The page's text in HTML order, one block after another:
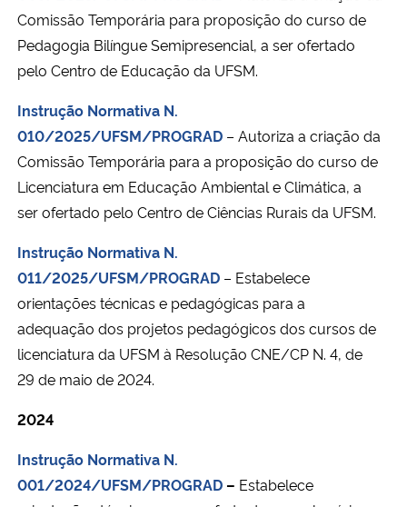
Comissão Temporária para proposição do curso de
Pedagogia Bilíngue Semipresencial, a ser ofertado
pelo Centro de Educação da UFSM.
Instrução Normativa N.
010/2025/UFSM/PROGRAD – Autoriza a criação da
Comissão Temporária para a proposição do curso de
Licenciatura em Educação Ambiental e Climática, a
ser ofertado pelo Centro de Ciências Rurais da UFSM.
Instrução Normativa N.
011/2025/UFSM/PROGRAD – Estabelece
orientações técnicas e pedagógicas para a
adequação dos projetos pedagógicos dos cursos de
licenciatura da UFSM à Resolução CNE/CP N. 4, de
29 de maio de 2024.
2024
Instrução Normativa N.
001/2024/UFSM/PROGRAD – Estabelece